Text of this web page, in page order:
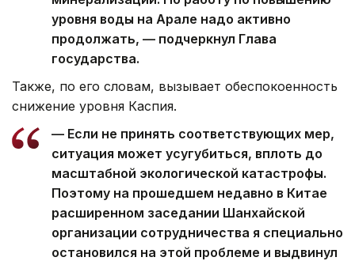
уровня воды на Арале надо активно
продолжать, — подчеркнул Глава
государства.
Также, по его словам, вызывает обеспокоенность
снижение уровня Каспия.
— Если не принять соответствующих мер,
ситуация может усугубиться, вплоть до
масштабной экологической катастрофы.
Поэтому на прошедшем недавно в Китае
расширенном заседании Шанхайской
организации сотрудничества я специально
остановился на этой проблеме и выдвинул